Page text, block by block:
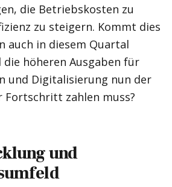
die Betriebskosten zu
zu steigern. Kommt dies
auch in diesem Quartal
die höheren Ausgaben für
und Digitalisierung nun der
Fortschritt zahlen muss?
und